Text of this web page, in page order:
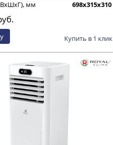
мм
698х315х310
Купить в 1 клик